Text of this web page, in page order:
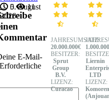
5. August
2026
0 11
E-Mail-
Erforderliche
JAHRESUMSATZ:
20.000.000€
BESITZER:
Sprut
Group
B.V.
LIZENZ:
Curacao
Liernin
LTD
LIZENZ:
Komoren